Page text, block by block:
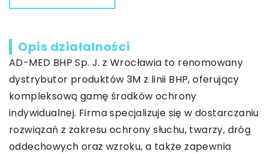
Opis działalności
AD-MED BHP Sp. J. z Wrocławia to renomowany
dystrybutor produktów 3M z linii BHP, oferujący
kompleksową gamę środków ochrony
indywidualnej. Firma specjalizuje się w dostarczaniu
rozwiązań z zakresu ochrony słuchu, twarzy, dróg
oddechowych oraz wzroku, a także zapewnia